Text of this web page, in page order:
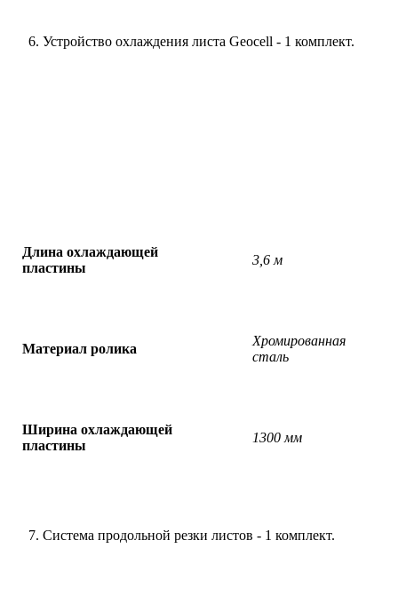
Устройство охлаждения листа Geocell - 1 комплект.
Длина охлаждающей
пластины
3,6 м
Материал ролика
Хромированная
сталь
Ширина охлаждающей
пластины
1300 мм
Система продольной резки листов - 1 комплект.